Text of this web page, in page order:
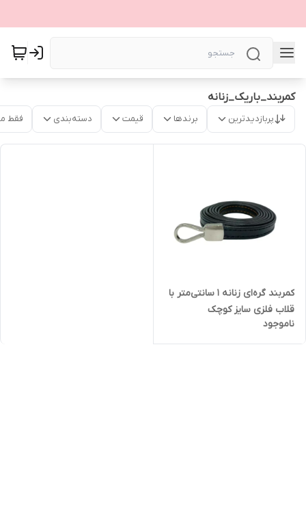
کمربند_باریک_زنانه
پربازدیدترین برندها قیمت دسته‌بندی فقط
کمربند گره‌ای زنانه ۱ سانتی‌متر با
قلاب فلزی سایز کوچک
ناموجود